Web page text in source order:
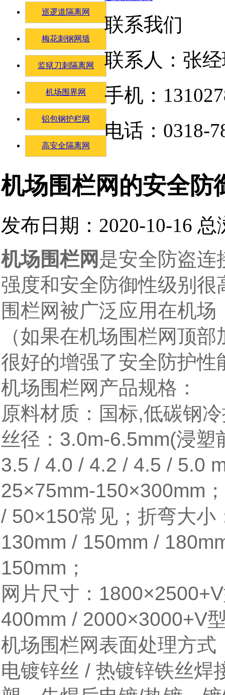
巡逻道隔离网
梅花刺钢网墙
监狱刀刺隔离网
机场围界网
铝包钢护栏网
高安全隔离网
机场围栏网的安全防
发布日期：2020-10-16 总
机场围栏网 是安全防盗连
强度和安全防御性级别
围栏网被广泛应用在机
（如果在机场围栏网顶
很好的增强了安全防护性
机场围栏网产品规格：
原料材质：国标,低碳钢
丝径： 3.0m-6.5mm(浸塑
3.5 / 4.0 / 4.2 / 4.5 / 5.0
25×75mm-150×300mm
/ 50×150常见；折弯大小
130mm / 150mm /
150mm ；
网片尺寸： 1800×2500+V
400mm / 2000×3000+V
机场围栏网表面处理方式
电镀锌丝 / 热镀锌铁丝焊
联系我们
联系人：张
手机：
电话：0318-